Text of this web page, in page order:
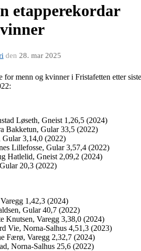
etapperekordar
den 28. mar 2025
for menn og kvinner i Fristafetten etter siste
Løseth, Gneist 1,26,5 (2024)
Bakketun, Gular 33,5 (2022)
Gular 3,14,0 (2022)
Lillefosse, Gular 3,57,4 (2022)
Hatlelid, Gneist 2,09,2 (2024)
20,3 (2022)
1,42,3 (2024)
Gular 40,7 (2022)
Knutsen, Varegg 3,38,0 (2024)
Vie, Norna-Salhus 4,51,3 (2023)
Færø, Varegg 2,32,7 (2024)
Norna-Salhus 25,6 (2022)